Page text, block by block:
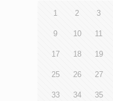
1 2 3
9 10 11
17 18 19
25 26 27
33 34 35